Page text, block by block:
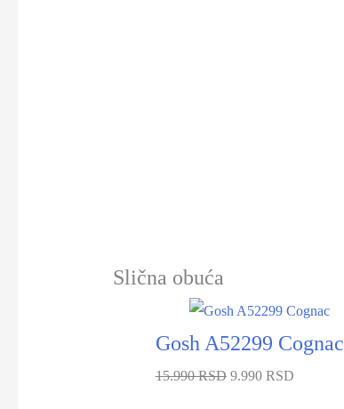
Slična obuća
Gosh A52299 Cognac
15.990 RSD 9.990 RSD